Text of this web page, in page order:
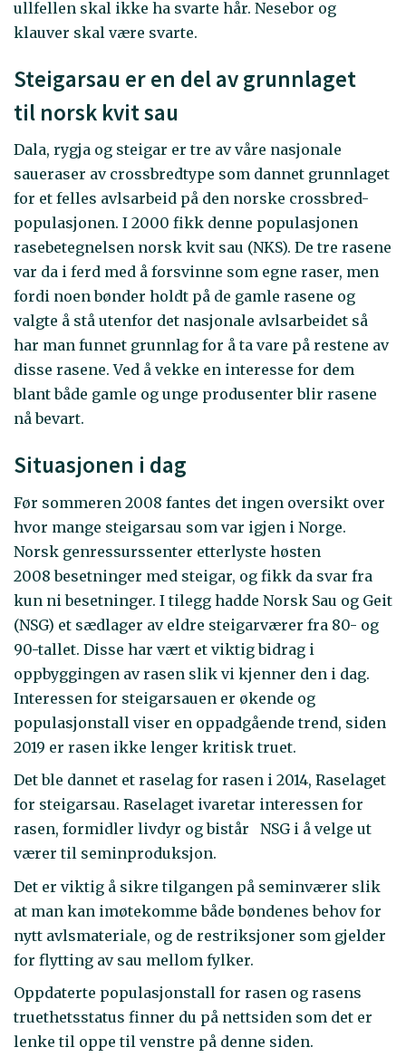
ullfellen skal ikke ha svarte hår. Nesebor og
klauver skal være svarte.
Steigarsau er en del av grunnlaget
til norsk kvit sau
Dala, rygja og steigar er tre av våre nasjonale
saueraser av crossbredtype som dannet grunnlaget
for et felles avlsarbeid på den norske crossbred-
populasjonen. I 2000 fikk denne populasjonen
rasebetegnelsen norsk kvit sau (NKS). De tre rasene
var da i ferd med å forsvinne som egne raser, men
fordi noen bønder holdt på de gamle rasene og
valgte å stå utenfor det nasjonale avlsarbeidet så
har man funnet grunnlag for å ta vare på restene av
disse rasene. Ved å vekke en interesse for dem
blant både gamle og unge produsenter blir rasene
nå bevart.
Situasjonen i dag
Før sommeren 2008 fantes det ingen oversikt over
hvor mange steigarsau som var igjen i Norge.
Norsk genressurssenter etterlyste høsten
2008 besetninger med steigar, og fikk da svar fra
kun ni besetninger. I tilegg hadde Norsk Sau og Geit
(NSG) et sædlager av eldre steigarværer fra 80- og
90-tallet. Disse har vært et viktig bidrag i
oppbyggingen av rasen slik vi kjenner den i dag.
Interessen for steigarsauen er økende og
populasjonstall viser en oppadgående trend, siden
2019 er rasen ikke lenger kritisk truet.
Det ble dannet et raselag for rasen i 2014, Raselaget
for steigarsau. Raselaget ivaretar interessen for
rasen, formidler livdyr og bistår NSG i å velge ut
værer til seminproduksjon.
Det er viktig å sikre tilgangen på seminværer slik
at man kan imøtekomme både bøndenes behov for
nytt avlsmateriale, og de restriksjoner som gjelder
for flytting av sau mellom fylker.
Oppdaterte populasjonstall for rasen og rasens
truethetsstatus finner du på nettsiden som det er
lenke til oppe til venstre på denne siden.